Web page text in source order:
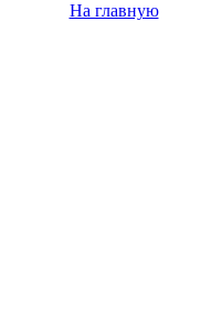
На главную